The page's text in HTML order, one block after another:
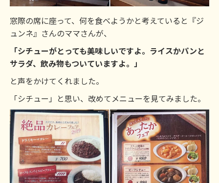
窓際の席に座って、何を食べようかと考えていると『ジ
ュンネ』さんのママさんが、
「シチューがとっても美味しいですよ。ライスかパンと
サラダ、飲み物もついていますよ。」
と声をかけてくれました。
「シチュー」と思い、改めてメニューを見てみました。